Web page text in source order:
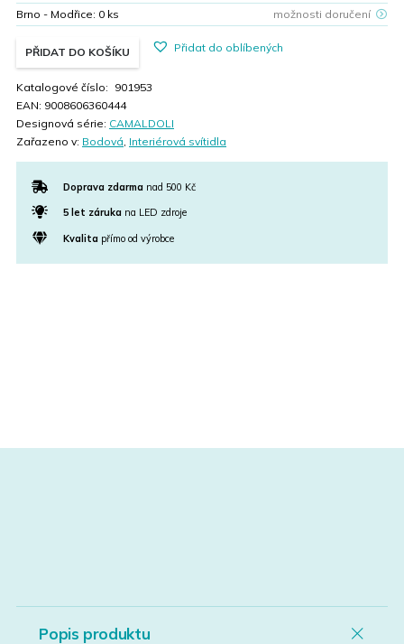
Brno - Modřice: 0 ks možnosti doručení
PŘIDAT DO KOŠÍKU Přidat do oblíbených
Katalogové číslo: 901953
EAN: 9008606360444
Designová série: CAMALDOLI
Zařazeno v: Bodová Interiérová svítidla
Doprava zdarma nad 500 Kč
5 let zárukana LED zdroje
Kvalitapřímo od výrobce
Popis produktu